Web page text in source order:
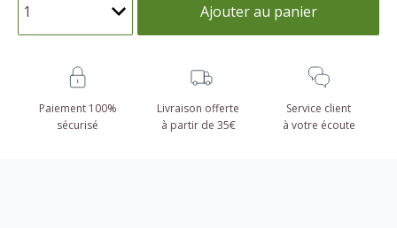
Ajouter au panier
Paiement 100%
sécurisé
Livraison offerte
à partir de 35€
Service client
à votre écoute